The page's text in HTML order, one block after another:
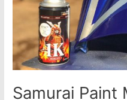
Samurai Paint